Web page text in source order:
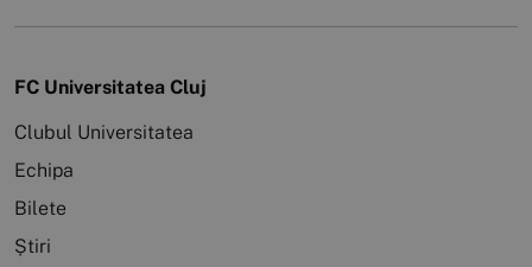
FC Universitatea Cluj
Clubul Universitatea
Echipa
Bilete
Știri